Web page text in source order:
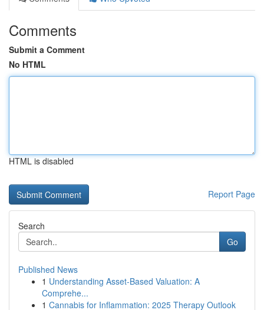
Comments
Submit a Comment
No HTML
HTML is disabled
Report Page
Search
Go
Published News
1 Understanding Asset-Based Valuation: A
Comprehe...
1 Cannabis for Inflammation: 2025 Therapy Outlook